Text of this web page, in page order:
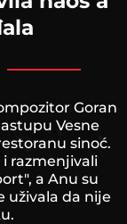
Goran
Vesne
sinoć.
i razmenjivali
a Anu su
uživala da nije